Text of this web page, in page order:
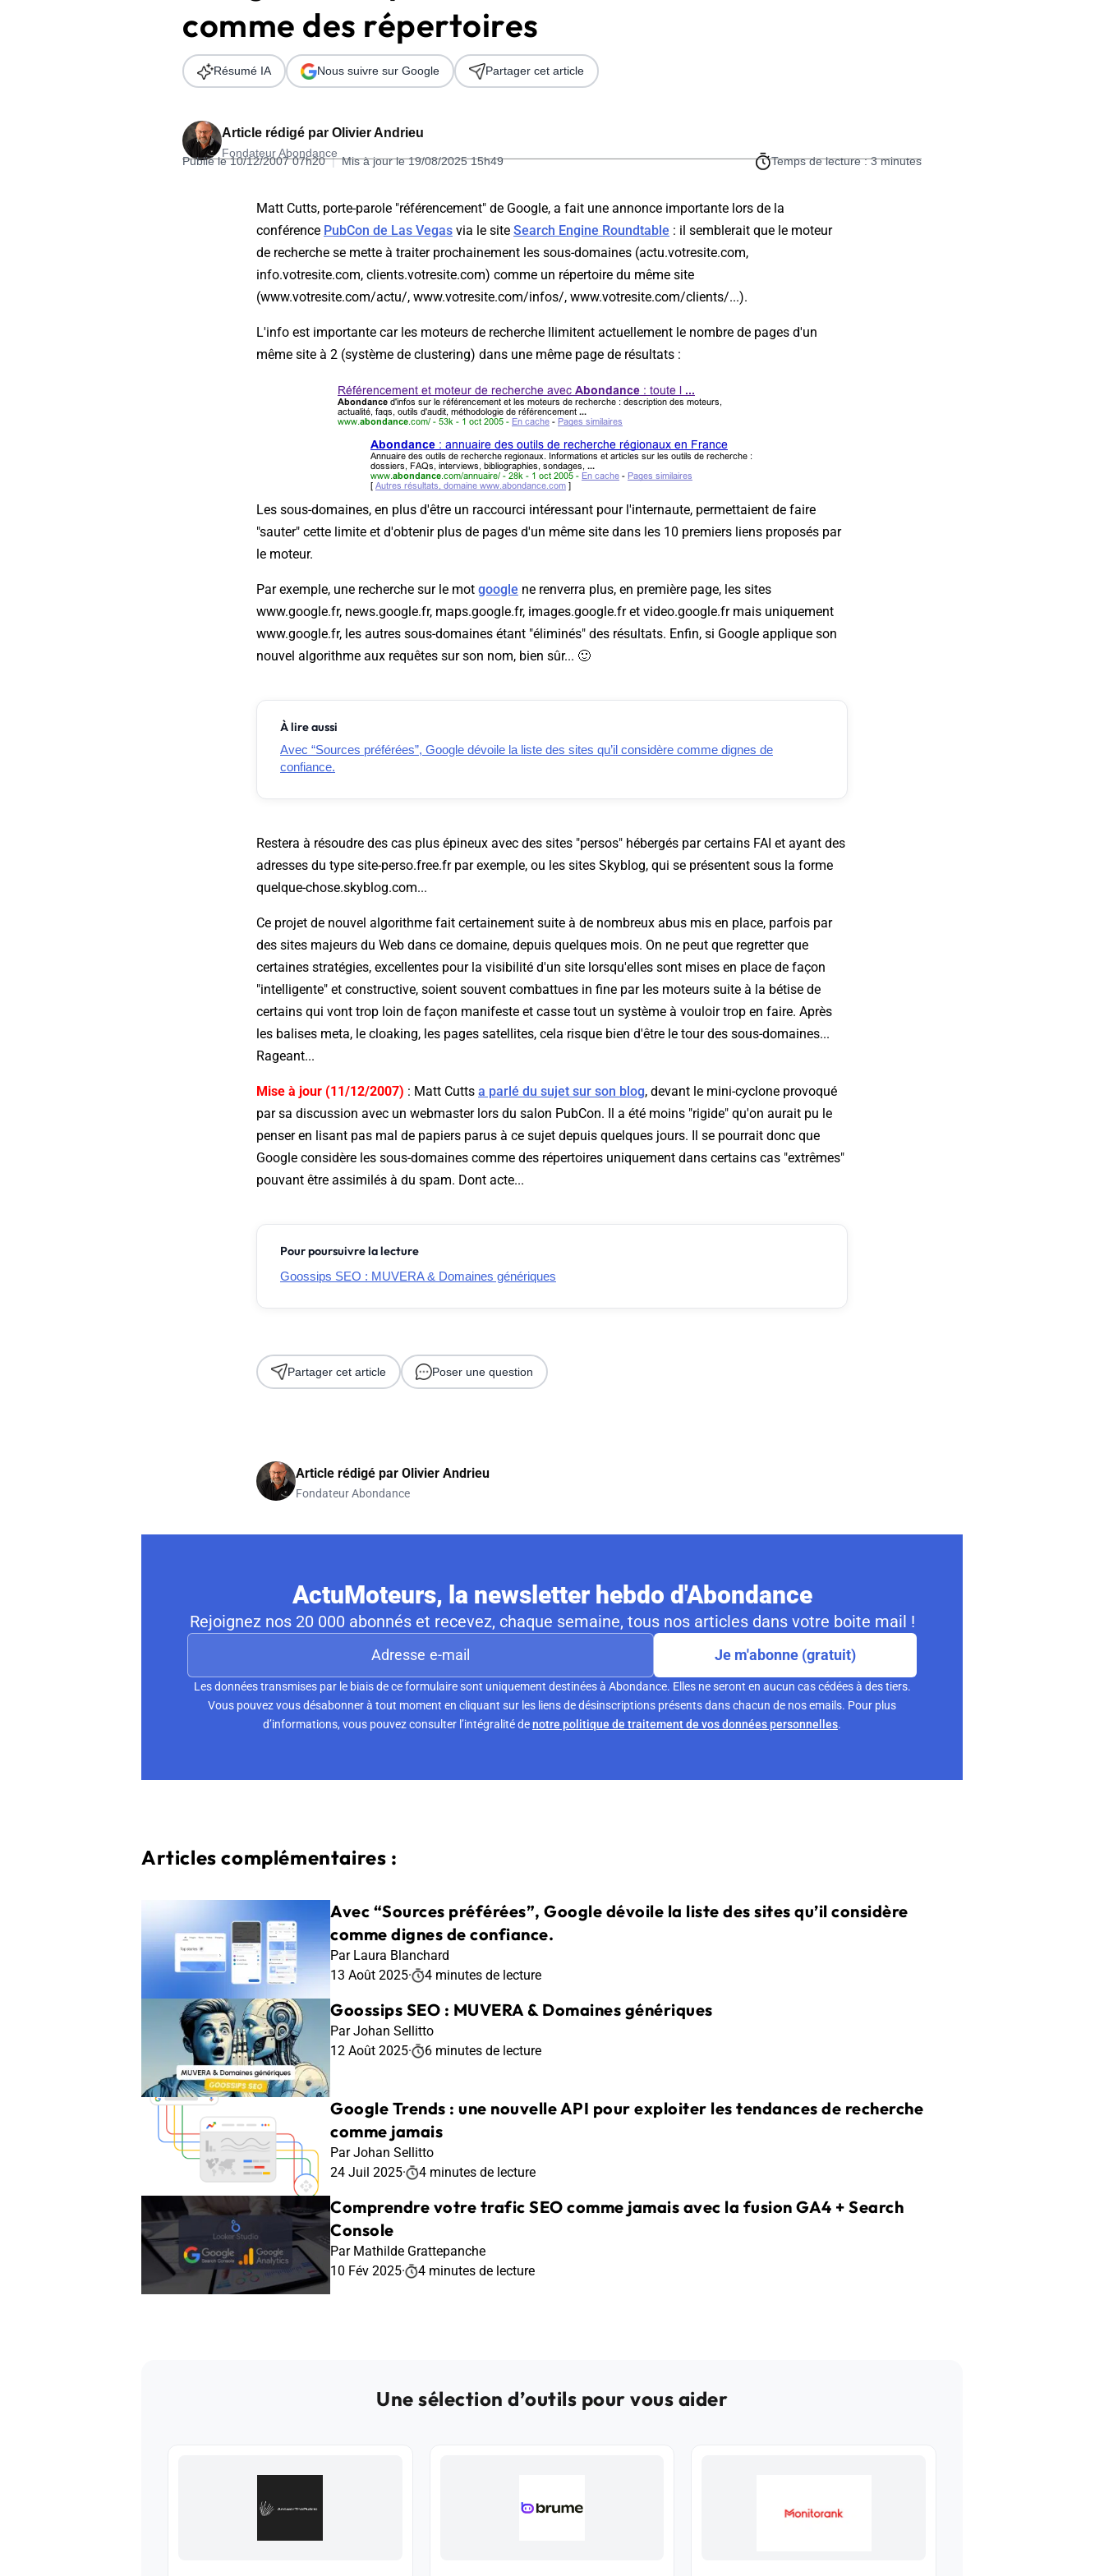
Télécharger l'Ebook
Formation SEO & GEO - Edition 2026
comme des répertoires
Article rédigé par Olivier Andrieu
Fondateur Abondance
Publié le 10/12/2007 07h20 | Mis à jour le 19/08/2025 15h49 Temps de lecture : 3 minutes
Résumé IA Nous suivre sur Google Partager cet article
Matt Cutts, porte-parole "référencement" de Google, a fait une annonce importante lors de la
conférence PubCon de Las Vegas via le site Search Engine Roundtable : il semblerait que le moteur
de recherche se mette à traiter prochainement les sous-domaines (actu.votresite.com,
info.votresite.com, clients.votresite.com) comme un répertoire du même site
(www.votresite.com/actu/, www.votresite.com/infos/, www.votresite.com/clients/...).
L'info est importante car les moteurs de recherche llimitent actuellement le nombre de pages d'un
même site à 2 (système de clustering) dans une même page de résultats :
Les sous-domaines, en plus d'être un raccourci intéressant pour l'internaute, permettaient de faire
"sauter" cette limite et d'obtenir plus de pages d'un même site dans les 10 premiers liens proposés par
le moteur.
Par exemple, une recherche sur le mot google ne renverra plus, en première page, les sites
www.google.fr, news.google.fr, maps.google.fr, images.google.fr et video.google.fr mais uniquement
www.google.fr, les autres sous-domaines étant "éliminés" des résultats. Enfin, si Google applique son
nouvel algorithme aux requêtes sur son nom, bien sûr... 🙂
À lire aussi
Avec “Sources préférées”, Google dévoile la liste des sites qu’il considère comme dignes de
confiance.
Restera à résoudre des cas plus épineux avec des sites "persos" hébergés par certains FAI et ayant des
adresses du type site-perso.free.fr par exemple, ou les sites Skyblog, qui se présentent sous la forme
quelque-chose.skyblog.com...
Ce projet de nouvel algorithme fait certainement suite à de nombreux abus mis en place, parfois par
des sites majeurs du Web dans ce domaine, depuis quelques mois. On ne peut que regretter que
certaines stratégies, excellentes pour la visibilité d'un site lorsqu'elles sont mises en place de façon
"intelligente" et constructive, soient souvent combattues in fine par les moteurs suite à la bétise de
certains qui vont trop loin de façon manifeste et casse tout un système à vouloir trop en faire. Après
les balises meta, le cloaking, les pages satellites, cela risque bien d'être le tour des sous-domaines...
Rageant...
Mise à jour (11/12/2007) : Matt Cutts a parlé du sujet sur son blog, devant le mini-cyclone provoqué
par sa discussion avec un webmaster lors du salon PubCon. Il a été moins "rigide" qu'on aurait pu le
penser en lisant pas mal de papiers parus à ce sujet depuis quelques jours. Il se pourrait donc que
Google considère les sous-domaines comme des répertoires uniquement dans certains cas "extrêmes"
pouvant être assimilés à du spam. Dont acte...
Pour poursuivre la lecture
Goossips SEO : MUVERA & Domaines génériques
Partager cet article Poser une question
Article rédigé par Olivier Andrieu
Fondateur Abondance
ActuMoteurs, la newsletter hebdo d'Abondance
Rejoignez nos 20 000 abonnés et recevez, chaque semaine, tous nos articles dans votre boite mail !
Je m'abonne (gratuit)
Les données transmises par le biais de ce formulaire sont uniquement destinées à Abondance. Elles ne seront en aucun cas cédées à des tiers.
Vous pouvez vous désabonner à tout moment en cliquant sur les liens de désinscriptions présents dans chacun de nos emails. Pour plus
d’informations, vous pouvez consulter l’intégralité denotre politique de traitement de vos données personnelles.
Articles complémentaires :
Avec “Sources préférées”, Google dévoile la liste des sites qu’il considère
comme dignes de confiance.
Par Laura Blanchard
13 Août 2025· 4 minutes de lecture
Goossips SEO : MUVERA & Domaines génériques
Par Johan Sellitto
12 Août 2025· 6 minutes de lecture
Google Trends : une nouvelle API pour exploiter les tendances de recherche
comme jamais
Par Johan Sellitto
24 Juil 2025· 4 minutes de lecture
Comprendre votre trafic SEO comme jamais avec la fusion GA4 + Search
Console
Par Mathilde Grattepanche
10 Fév 2025· 4 minutes de lecture
Une sélection d’outils pour vous aider